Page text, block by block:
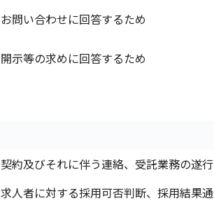
お問い合わせに回答するため
開示等の求めに回答するため
契約及びそれに伴う連絡、受託業務の遂
求人者に対する採用可否判断、採用結果